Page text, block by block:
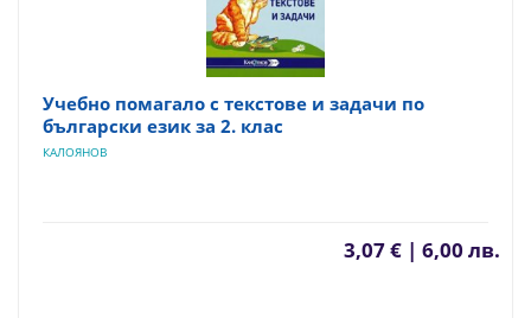
Учебно помагало с текстове и задачи по
български език за 2. клас
КАЛОЯНОВ
3,07 € | 6,00 лв.